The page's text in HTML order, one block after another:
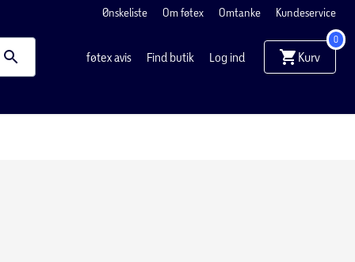
Ønskeliste Om føtex Omtanke Kundeservice
føtex avis Find butik Log ind Kurv
0